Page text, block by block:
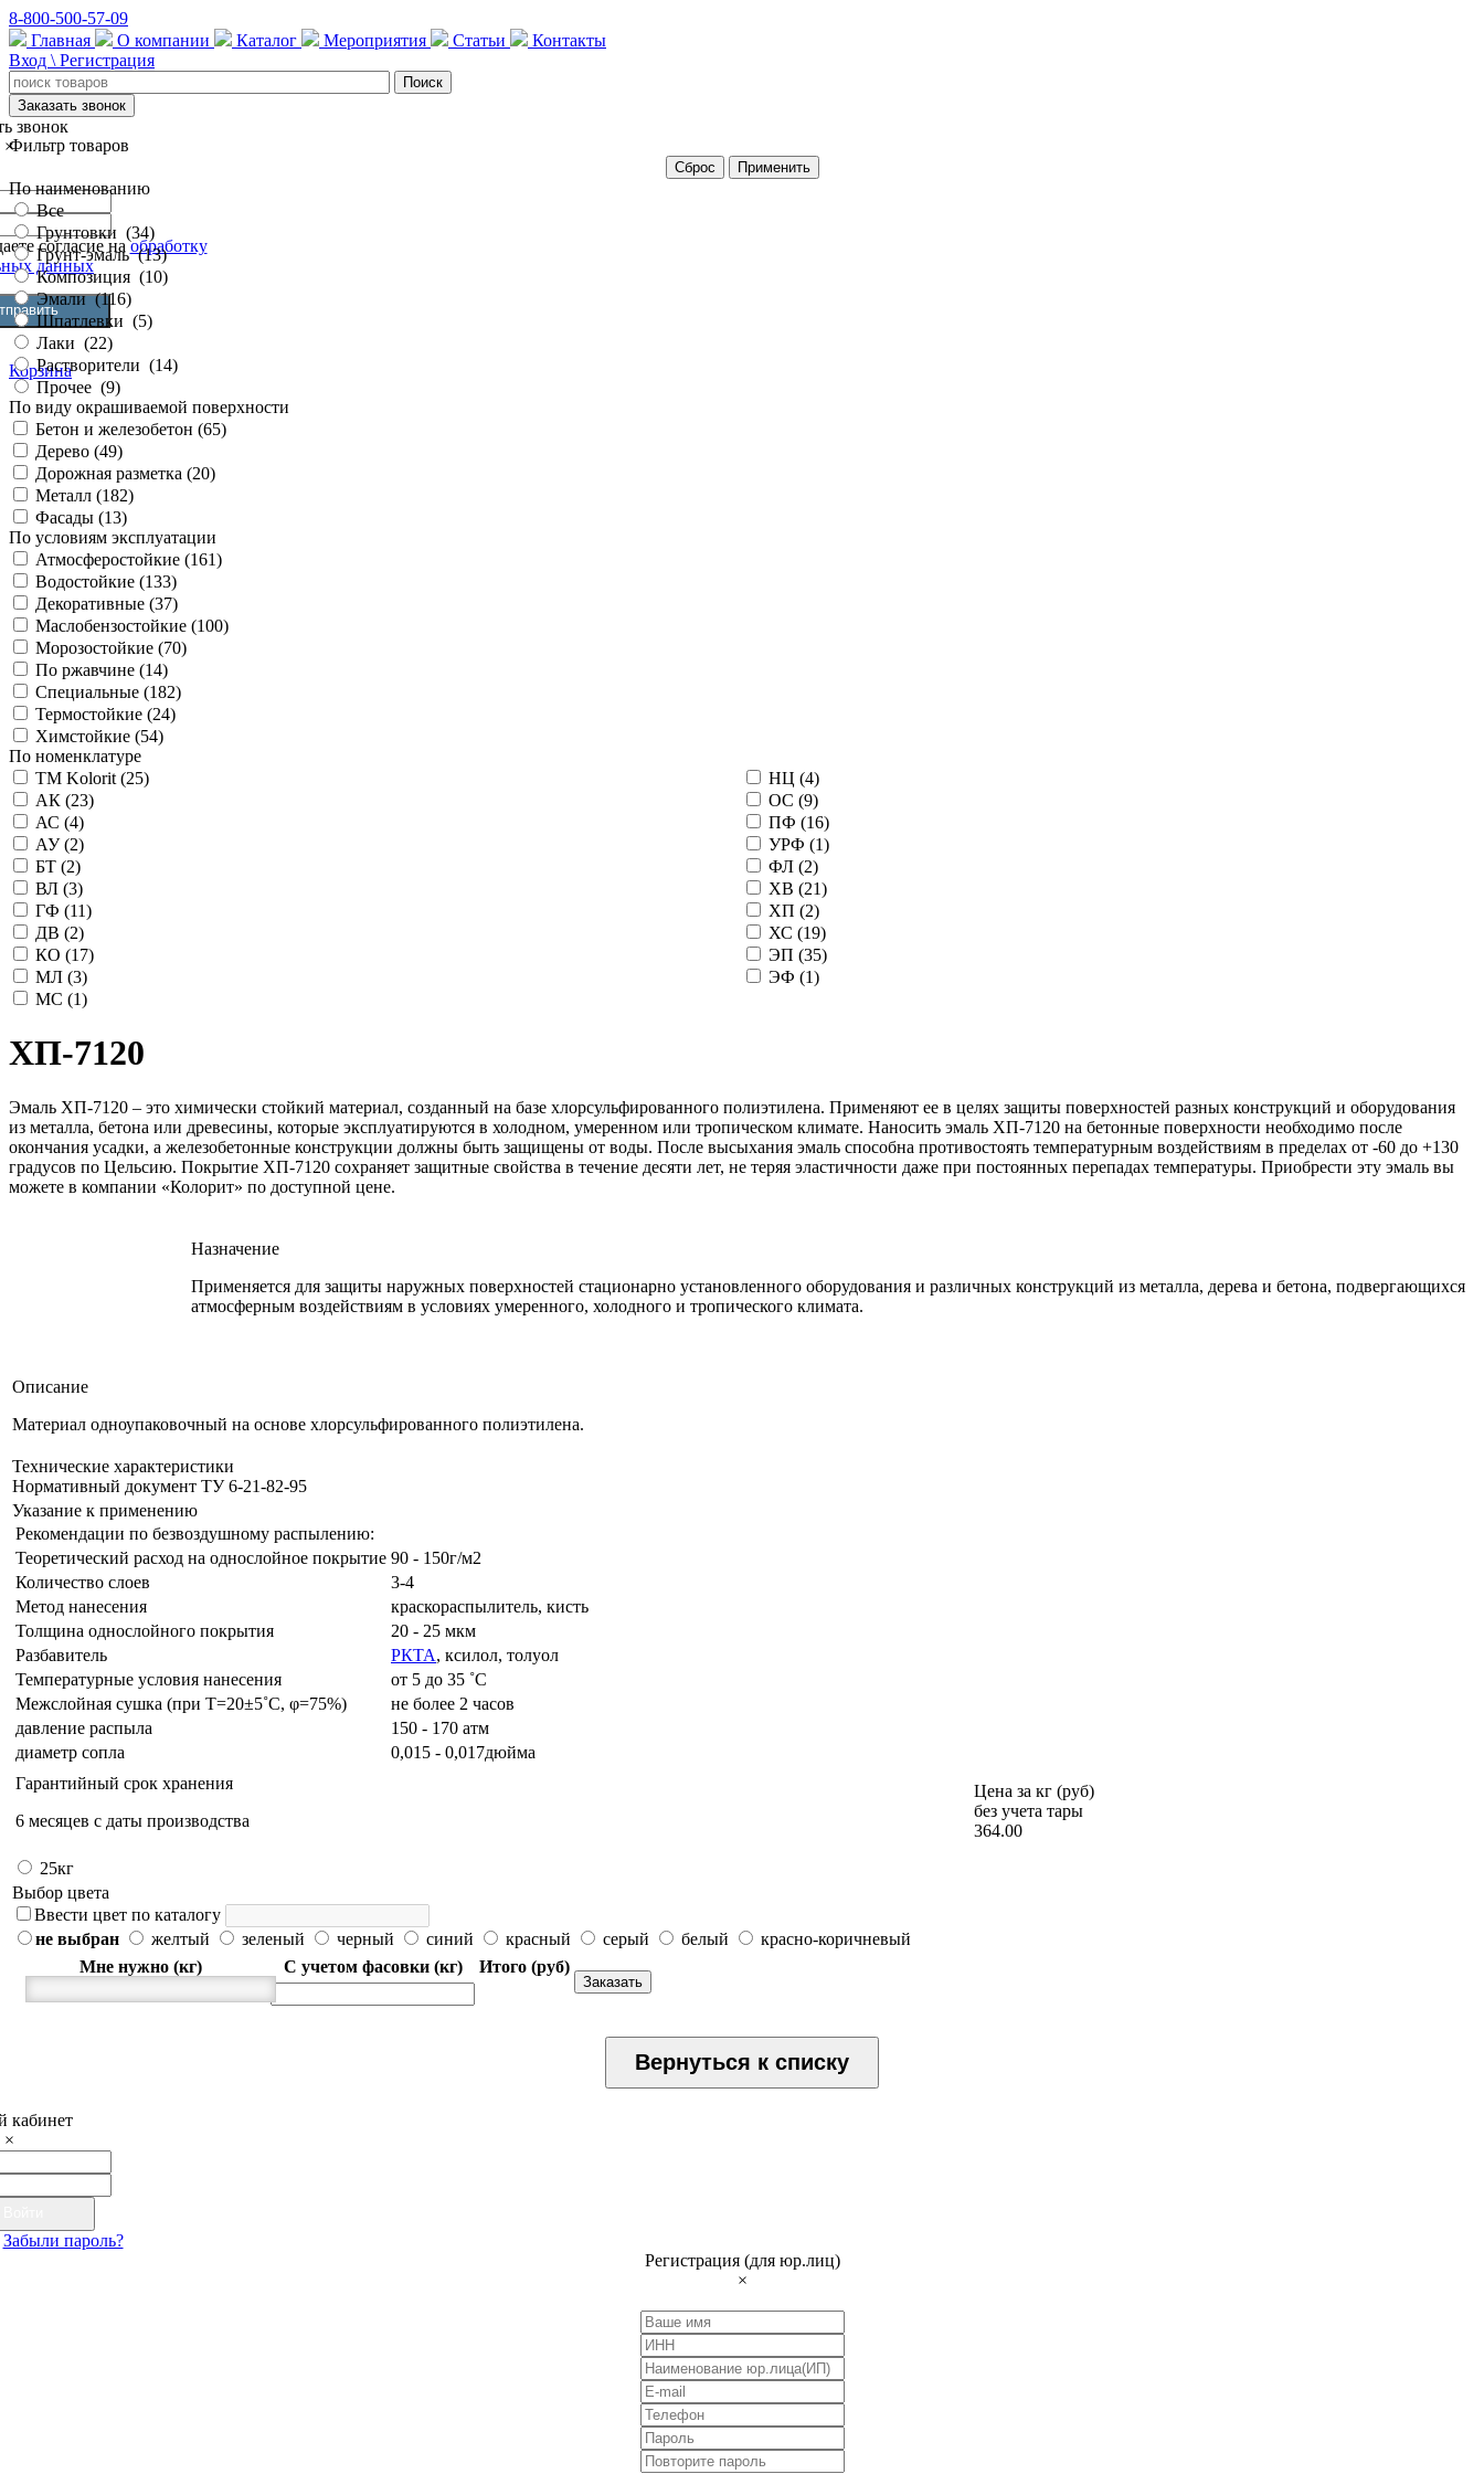
8-800-500-57-09
Главная
О компании Каталог Мероприятия Статьи
Контакты
Вход \ Регистрация
Заказать звонок
звонок
×
согласие наобработку
данных
Корзина
Фильтр товаров
Сброс Применить
По наименованию
Все
Грунтовки (34)
Грунт-эмаль(13)
Композиция (10)
Эмали(116)
Шпатлевки (5)
Лаки (22)
Растворители (14)
Прочее (9)
По виду окрашиваемой поверхности
Бетон и железобетон (65)
Дерево (49)
Дорожная разметка (20)
Металл (182)
Фасады (13)
По условиям эксплуатации
Атмосферостойкие (161)
Водостойкие (133)
Декоративные (37)
Маслобензостойкие (100)
Морозостойкие (70)
По ржавчине (14)
Специальные (182)
Термостойкие (24)
Химстойкие (54)
По номенклатуре
TM Kolorit (25)
АК (23)
АС (4)
АУ (2)
БТ (2)
ВЛ (3)
ГФ (11)
ДВ (2)
КО (17)
МЛ (3)
МС (1)
НЦ (4)
ОС (9)
ПФ (16)
УРФ (1)
ФЛ (2)
ХВ (21)
ХП (2)
ХС (19)
ЭП (35)
ЭФ (1)
ХП-7120
Эмаль ХП-7120 – это химически стойкий материал, созданный на базе хлорсульфированного полиэтилена. Применяют ее в целях защиты поверхностей разных конструкций и оборудования
из металла, бетона или древесины, которые эксплуатируются в холодном, умеренном или тропическом климате. Наносить эмаль ХП-7120 на бетонные поверхности необходимо после
окончания усадки, а железобетонные конструкции должны быть защищены от воды. После высыхания эмаль способна противостоять температурным воздействиям в пределах от -60 до +130
градусов по Цельсию. Покрытие ХП-7120 сохраняет защитные свойства в течение десяти лет, не теряя эластичности даже при постоянных перепадах температуры. Приобрести эту эмаль вы
можете в компании «Колорит» по доступной цене.
Назначение
Применяется для защиты наружных поверхностей стационарно установленного оборудования и различных конструкций из металла, дерева и бетона, подвергающихся
атмосферным воздействиям в условиях умеренного, холодного и тропического климата.
Описание
Материал одноупаковочный на основе хлорсульфированного полиэтилена.
Технические характеристики
Нормативный документ ТУ 6-21-82-95
Указание к применению
Рекомендации по безвоздушному распылению:
Теоретический расход на однослойное покрытие 90 - 150г/м2
Количество слоев
3-4
Метод нанесения
краскораспылитель, кисть
Толщина однослойного покрытия
20 - 25 мкм
Разбавитель
РКТА, ксилол, толуол
Температурные условия нанесения
от 5 до 35 ˚C
Межслойная сушка (при Т=20±5˚C, φ=75%)
не более 2 часов
давление распыла
150 - 170 атм
диаметр сопла
0,015 - 0,017дюйма
Гарантийный срок хранения
6 месяцев с даты производства
Цена за кг (руб)
без учета тары
364.00
25кг
Выбор цвета
Ввести цвет по каталогу
не выбран
желтый зеленый черный синий красный серый белый
красно-коричневый
Мне нужно (кг)
С учетом фасовки (кг) Итого (руб)
Заказать
Вернуться к списку
кабинет
×
Забыли пароль?
Регистрация (для юр.лиц)
×